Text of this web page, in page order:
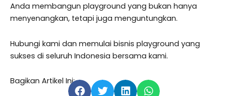
Anda membangun playground yang bukan hanya
menyenangkan, tetapi juga menguntungkan.
Hubungi kami dan memulai bisnis playground yang
sukses di seluruh Indonesia bersama kami.
Bagikan Artikel Ini: